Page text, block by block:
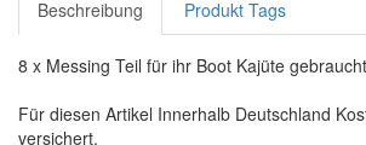
Beschreibung Produkt Tags
8 x Messing Teil für ihr Boot Kajüte gebraucht
Für diesen Artikel Innerhalb Deutschland
versichert.